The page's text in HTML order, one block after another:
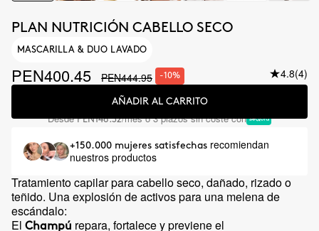
PLAN NUTRICIÓN CABELLO SECO
MASCARILLA & DUO LAVADO
PEN400.45 PEN444.95 -10% 4.8(4)
AÑADIR AL CARRITO
DesdePEN148.32/mes o 3 plazos sin coste con
+150.000 mujeres satisfechas recomiendan
nuestros productos
Tratamiento capilar para cabello seco, dañado, rizado o
teñido. Una explosión de activos para una melena de
escándalo:
El Champú repara, fortalece y previene el